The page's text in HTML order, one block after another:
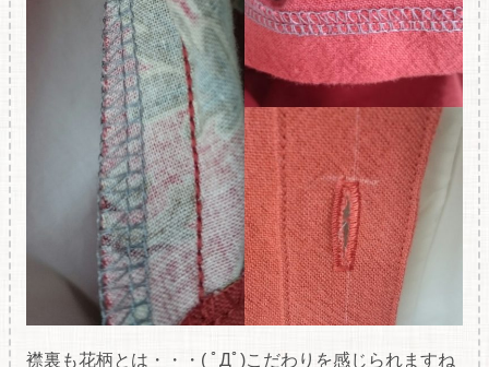
襟裏も花柄とは・・・( ﾟДﾟ)こだわりを感じられますね